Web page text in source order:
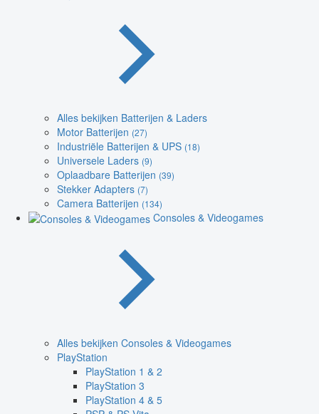
Alles bekijken Batterijen & Laders
Motor Batterijen (27)
Industriële Batterijen & UPS (18)
Universele Laders (9)
Oplaadbare Batterijen (39)
Stekker Adapters (7)
Camera Batterijen (134)
Consoles & Videogames
Alles bekijken Consoles & Videogames
PlayStation
PlayStation 1 & 2
PlayStation 3
PlayStation 4 & 5